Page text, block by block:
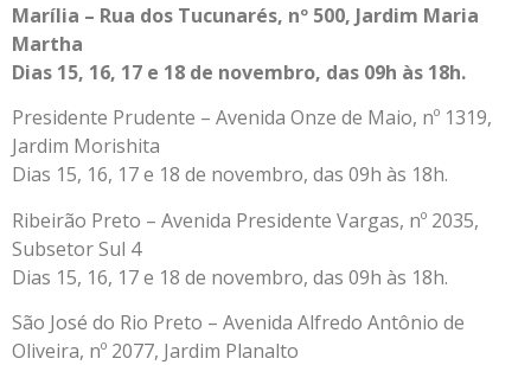
Marília – Rua dos Tucunarés, nº 500, Jardim Maria
Martha
Dias 15, 16, 17 e 18 de novembro, das 09h às 18h.
Presidente Prudente – Avenida Onze de Maio, nº 1319,
Jardim Morishita
Dias 15, 16, 17 e 18 de novembro, das 09h às 18h.
Ribeirão Preto – Avenida Presidente Vargas, nº 2035,
Subsetor Sul 4
Dias 15, 16, 17 e 18 de novembro, das 09h às 18h.
São José do Rio Preto – Avenida Alfredo Antônio de
Oliveira, nº 2077, Jardim Planalto